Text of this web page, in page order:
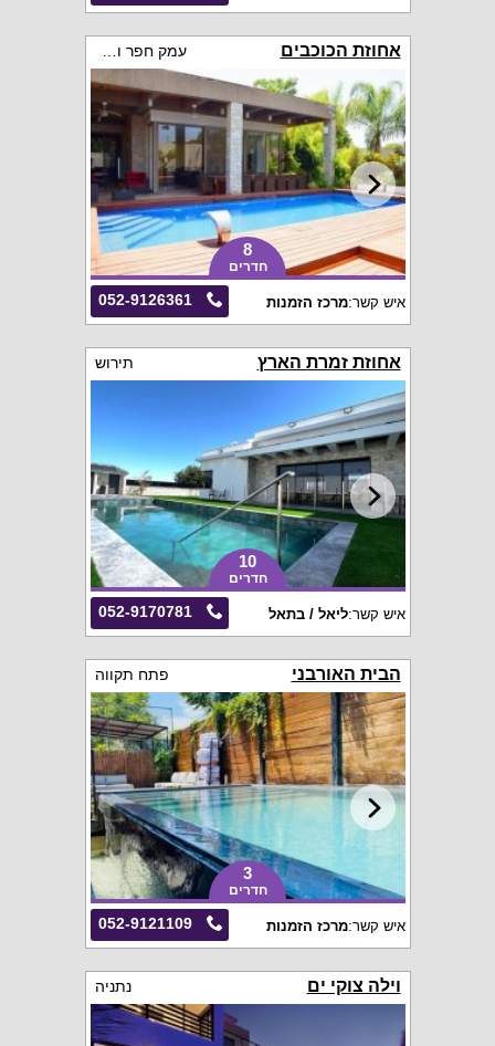
אחוזת הכוכבים
8
חדרים
052-9126361 איש קשר:מרכז הזמנות
אחוזת זמרת הארץ תירוש
10
חדרים
052-9170781 איש קשר:ליאל / בתאל
הבית האורבני פתח תקווה
3
חדרים
052-9121109 איש קשר:מרכז הזמנות
וילה צוקי ים נתניה